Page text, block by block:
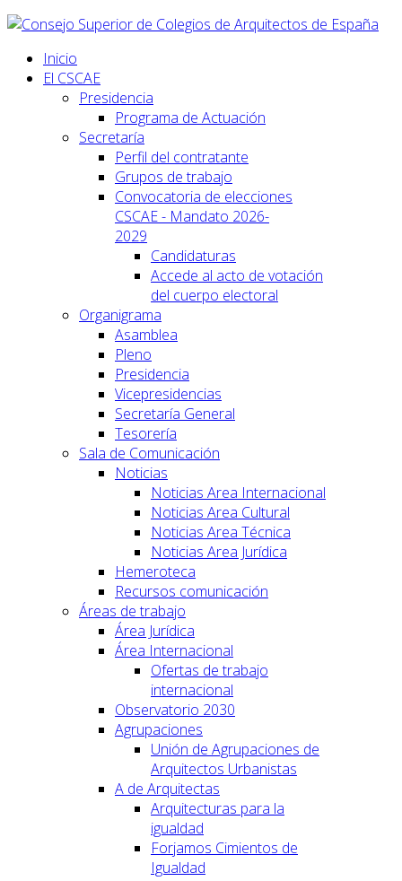
Inicio
El CSCAE
Presidencia
Programa de Actuación
Secretaría
Perfil del contratante
Grupos de trabajo
Convocatoria de elecciones
CSCAE - Mandato 2026-
2029
Candidaturas
Accede al acto de votación
del cuerpo electoral
Organigrama
Asamblea
Pleno
Presidencia
Vicepresidencias
Secretaría General
Tesorería
Sala de Comunicación
Noticias
Noticias Area Internacional
Noticias Area Cultural
Noticias Area Técnica
Noticias Area Jurídica
Hemeroteca
Recursos comunicación
Áreas de trabajo
Área Jurídica
Área Internacional
Ofertas de trabajo
internacional
Observatorio 2030
Agrupaciones
Unión de Agrupaciones de
Arquitectos Urbanistas
A de Arquitectas
Arquitecturas para la
igualdad
Forjamos Cimientos de
Igualdad